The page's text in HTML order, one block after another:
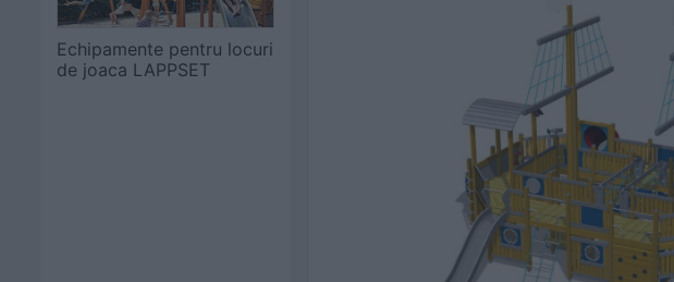
Echipamente pentru locuri
de joaca LAPPSET